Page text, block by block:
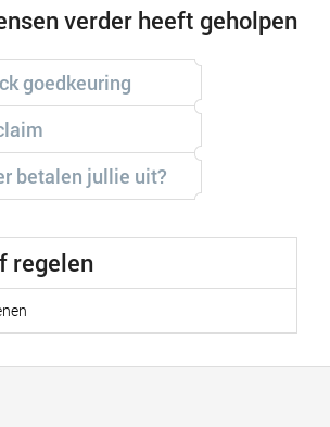
verder heeft geholpen
goedkeuring
betalen jullie uit?
regelen